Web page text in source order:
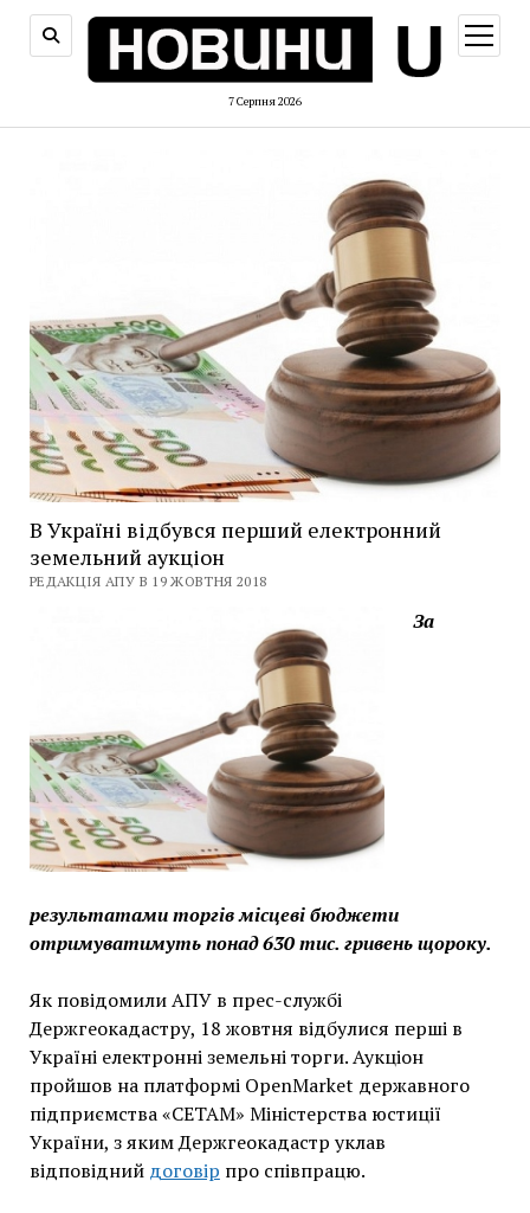
7 Серпня 2026
меню
В Україні відбувся перший електронний
земельний аукціон
РЕДАКЦІЯ АПУ В 19 ЖОВТНЯ 2018
За
результатами торгів місцеві бюджети
отримуватимуть понад 630 тис. гривень щороку.
Як повідомили АПУ в прес-службі
Держгеокадастру, 18 жовтня відбулися перші в
Україні електронні земельні торги. Аукціон
пройшов на платформі OpenMarket державного
підприємства «СЕТАМ» Міністерства юстиції
України, з яким Держгеокадастр уклав
відповідний договір про співпрацю.